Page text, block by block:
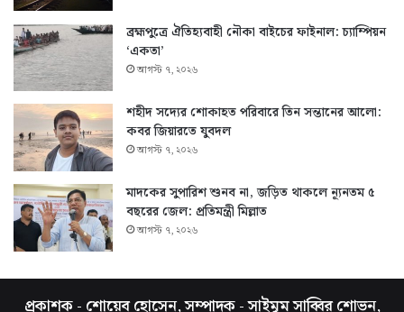
ব্রহ্মপুত্রে ঐতিহ্যবাহী নৌকা বাইচের ফাইনাল: চ্যাম্পিয়ন
‘একতা’
আগস্ট ৭, ২০২৬
শহীদ সদ্যের শোকাহত পরিবারে তিন সন্তানের আলো:
কবর জিয়ারতে যুবদল
আগস্ট ৭, ২০২৬
মাদকের সুপারিশ শুনব না, জড়িত থাকলে ন্যূনতম ৫
বছরের জেল: প্রতিমন্ত্রী মিল্লাত
আগস্ট ৭, ২০২৬
প্রকাশক - শোয়েব হোসেন, সম্পাদক - সাইমুম সাব্বির শোভন,